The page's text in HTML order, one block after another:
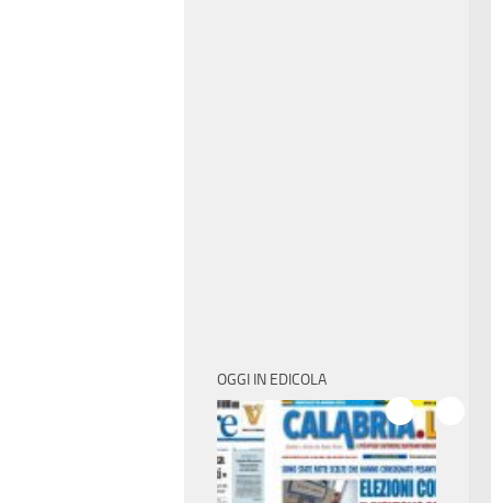
OGGI IN EDICOLA